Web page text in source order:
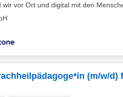
vor Ort und digital mit den
(m/w/